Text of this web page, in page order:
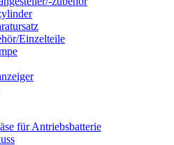
Einzelteile
für Antriebsbatterie